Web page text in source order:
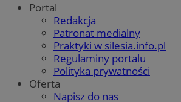
Portal
Redakcja
Patronat medialny
Praktyki w silesia.info.pl
Regulaminy portalu
Polityka prywatności
Oferta
Napisz do nas